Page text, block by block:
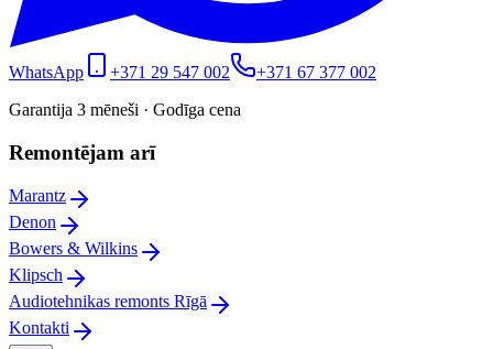
WhatsApp +371 29 547 002
+371 67 377 002
Garantija 3 mēneši · Godīga cena
Remontējam arī
Marantz
Denon
Bowers & Wilkins
Klipsch
Audiotehnikas remonts Rīgā
Kontakti